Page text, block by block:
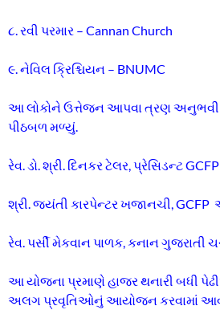
૮. રવી પરમાર – Cannan Church
૯. નેવિલ ક્રિશ્ચિયન – BNUMC
આ લોકોને ઉત્તેજન આપવા ત્રણ અનુભવી
પીઠબળ મળ્યું.
રેવ. ડો. શ્રી. દિનકર ટેલર, પ્રેસિડન્ટ GCFP ,
શ્રી. જયંતી કારપેન્ટર ખજાનચી,
રેવ. પર્સી મેકવાન પાળક, કનાન ગુજરાતી
આ યોજના પ્રમાણે હાજર થનારી બધી
અલગ પ્રવૃતિઓનું આયોજન કરવામાં